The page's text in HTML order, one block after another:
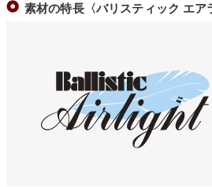
素材の特長〈バリスティック エア